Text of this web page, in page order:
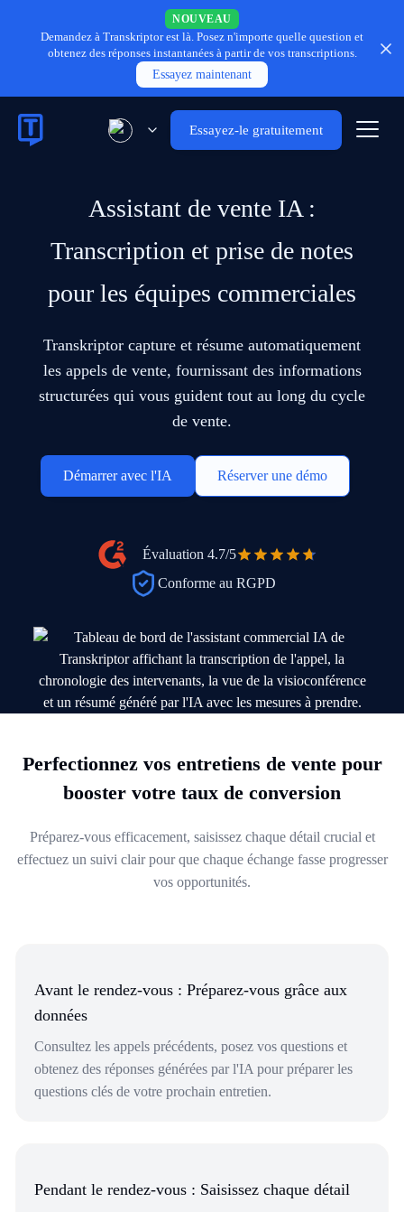
NOUVEAU
Demandez à Transkriptor est là. Posez n'importe quelle question et
obtenez des réponses instantanées à partir de vos transcriptions.
Essayez maintenant
Essayez-le gratuitement
Assistant de vente IA :
Transcription et prise de notes
pour les équipes commerciales
Transkriptor capture et résume automatiquement
les appels de vente, fournissant des informations
structurées qui vous guident tout au long du cycle
de vente.
Démarrer avec l'IA Réserver une démo
Évaluation 4.7/5
Conforme au RGPD
Perfectionnez vos entretiens de vente pour
booster votre taux de conversion
Préparez-vous efficacement, saisissez chaque détail crucial et
effectuez un suivi clair pour que chaque échange fasse progresser
vos opportunités.
Avant le rendez-vous : Préparez-vous grâce aux
données
Consultez les appels précédents, posez vos questions et
obtenez des réponses générées par l'IA pour préparer les
questions clés de votre prochain entretien.
Pendant le rendez-vous : Saisissez chaque détail